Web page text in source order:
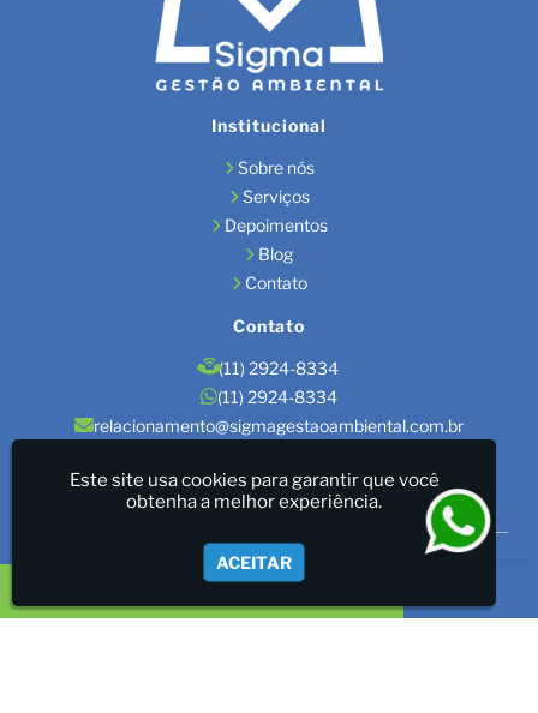
Institucional
Sobre nós
Serviços
Depoimentos
Blog
Contato
Contato
(11) 2924-8334
(11) 2924-8334
relacionamento@sigmagestaoambiental.com.br
Localização
São Paulo / SP
Sigma Gestão Ambiental - LICENÇAS AMBIENTAIS/GESTÃO
DE RESÍDUOS/LAUDOS
Este site usa cookies para garantir que você
obtenha a melhor experiência.
ACEITAR